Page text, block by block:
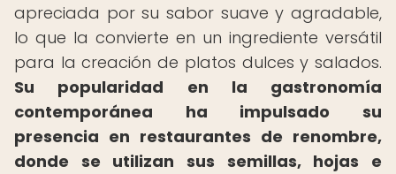
apreciada por su sabor suave y agradable,
lo que la convierte en un ingrediente versátil
para la creación de platos dulces y salados.
Su popularidad en la gastronomía
contemporánea ha impulsado su
presencia en restaurantes de renombre,
donde se utilizan sus semillas, hojas e